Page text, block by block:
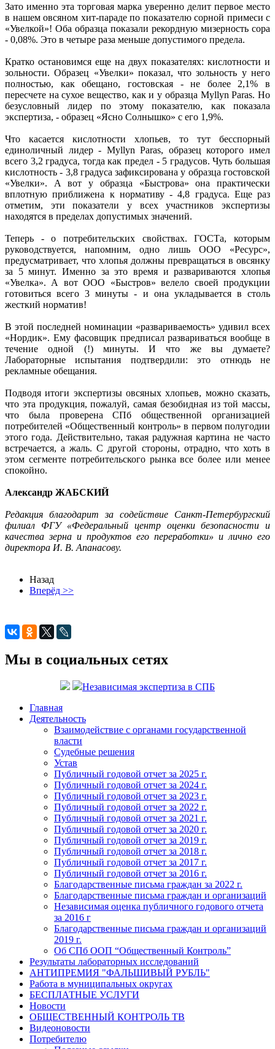
Зато именно эта торговая марка уверенно делит первое место
в нашем овсяном хит-параде по показателю сорной примеси с
«Увелкой»! Оба образца показали рекордную мизерность сора
- 0,08%. Это в четыре раза меньше допустимого предела.
Кратко остановимся еще на двух показателях: кислотности и
зольности. Образец «Увелки» показал, что зольность у него
полностью, как обещано, гостовская - не более 2,1% в
пересчете на сухое вещество, как и у образца Myllyn Paras. Но
безусловный лидер по этому показателю, как показала
экспертиза, - образец «Ясно Солнышко» с его 1,9%.
Что касается кислотности хлопьев, то тут бесспорный
единоличный лидер - Myllyn Paras, образец которого имел
всего 3,2 градуса, тогда как предел - 5 градусов. Чуть большая
кислотность - 3,8 градуса зафиксирована у образца гостовской
«Увелки». А вот у образца «Быстрова» она практически
вплотную приближена к нормативу - 4,8 градуса. Еще раз
отметим, эти показатели у всех участников экспертизы
находятся в пределах допустимых значений.
Теперь - о потребительских свойствах. ГОСТа, которым
руководствуется, напомним, одно лишь ООО «Ресурс»,
предусматривает, что хлопья должны превращаться в овсянку
за 5 минут. Именно за это время и развариваются хлопья
«Увелка». А вот ООО «Быстров» велело своей продукции
готовиться всего 3 минуты - и она укладывается в столь
жесткий норматив!
В этой последней номинации «развариваемость» удивил всех
«Нордик». Ему фасовщик предписал развариваться вообще в
течение одной (!) минуты. И что же вы думаете?
Лабораторные испытания подтвердили: это отнюдь не
рекламные обещания.
Подводя итоги экспертизы овсяных хлопьев, можно сказать,
что эта продукция, пожалуй, самая безобидная из той массы,
что была проверена СПб общественной организацией
потребителей «Общественный контроль» в первом полугодии
этого года. Действительно, такая радужная картина не часто
встречается, а жаль. С другой стороны, отрадно, что хоть в
этом сегменте потребительского рынка все более или менее
спокойно.
Александр ЖАБСКИЙ
Редакция благодарит за содействие Санкт-Петербургский
филиал ФГУ «Федеральный центр оценки безопасности и
качества зерна и продуктов его переработки» и лично его
директора И. В. Апанасову.
Назад
Вперёд >>
Мы в социальных сетях
Независимая экспертиза в СПБ
Главная
Деятельность
Взаимодействие с органами государственной
власти
Судебные решения
Устав
Публичный годовой отчет за 2025 г.
Публичный годовой отчет за 2024 г.
Публичный годовой отчет за 2023 г.
Публичный годовой отчет за 2022 г.
Публичный годовой отчет за 2021 г.
Публичный годовой отчет за 2020 г.
Публичный годовой отчет за 2019 г.
Публичный годовой отчет за 2018 г.
Публичный годовой отчет за 2017 г.
Публичный годовой отчет за 2016 г.
Благодарственные письма граждан за 2022 г.
Благодарственные письма граждан и организаций
Независимая оценка публичного годового отчета
за 2016 г
Благодарственные письма граждан и организаций
2019 г.
Об СПб ООП “Общественный Контроль”
Результаты лабораторных исследований
АНТИПРЕМИЯ "ФАЛЬШИВЫЙ РУБЛЬ"
Работа в муниципальных округах
БЕСПЛАТНЫЕ УСЛУГИ
Новости
ОБЩЕСТВЕННЫЙ КОНТРОЛЬ ТВ
Видеоновости
Потребителю